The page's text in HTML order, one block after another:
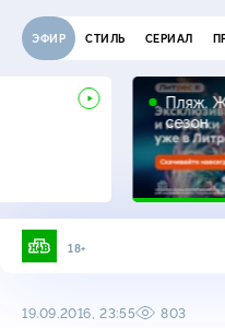
ЭФИР СТИЛЬ СЕРИАЛ
Пляж.
сезон
18+
19.09.2016, 23:55 803